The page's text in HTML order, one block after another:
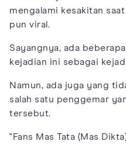
mengalami kesakitan
pun viral.
Sayangnya, ada
kejadian ini sebagai
Namun, ada juga yang
salah satu penggemar
tersebut.
"Fans Mas Tata (Mas